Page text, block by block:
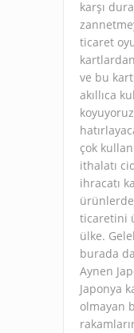
karşı
ticaret
ve bu
akıllıca
çok
ithalatı
ihracatı
ticaretini
ülke.
burada
Aynen
Japonya
olmayan